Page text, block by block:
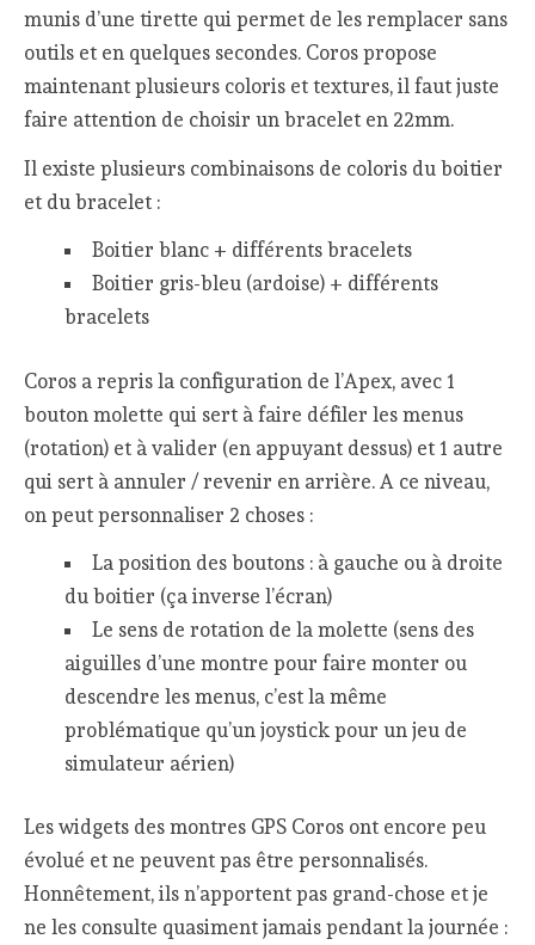
munis d’une tirette qui permet de les remplacer sans
outils et en quelques secondes. Coros propose
maintenant plusieurs coloris et textures, il faut juste
faire attention de choisir un bracelet en 22mm.
Il existe plusieurs combinaisons de coloris du boitier
et du bracelet :
Boitier blanc + différents bracelets
Boitier gris-bleu (ardoise) + différents
bracelets
Coros a repris la configuration de l’Apex, avec 1
bouton molette qui sert à faire défiler les menus
(rotation) et à valider (en appuyant dessus) et 1 autre
qui sert à annuler / revenir en arrière. A ce niveau,
on peut personnaliser 2 choses :
La position des boutons : à gauche ou à droite
du boitier (ça inverse l’écran)
Le sens de rotation de la molette (sens des
aiguilles d’une montre pour faire monter ou
descendre les menus, c’est la même
problématique qu’un joystick pour un jeu de
simulateur aérien)
Les widgets des montres GPS Coros ont encore peu
évolué et ne peuvent pas être personnalisés.
Honnêtement, ils n’apportent pas grand-chose et je
ne les consulte quasiment jamais pendant la journée :